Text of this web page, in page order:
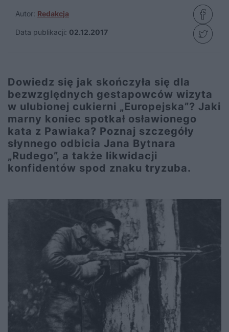
Autor: Redakcja
Data publikacji: 02.12.2017
Dowiedz się jak skończyła się dla
bezwzględnych gestapowców wizyta
w ulubionej cukierni „Europejska”? Jaki
marny koniec spotkał osławionego
kata z Pawiaka? Poznaj szczegóły
słynnego odbicia Jana Bytnara
„Rudego”, a także likwidacji
konfidentów spod znaku tryzuba.